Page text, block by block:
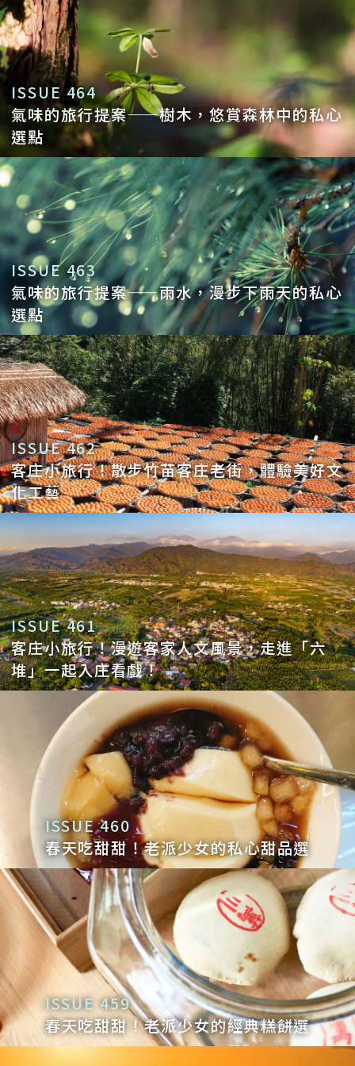
ISSUE 464
氣味的旅行提案——樹木，悠賞森林中的私心
選點
ISSUE 463
氣味的旅行提案——雨水，漫步下雨天的私心
選點
ISSUE 462
客庄小旅行！散步竹苗客庄老街，體驗美好文
化工藝
ISSUE 461
客庄小旅行！漫遊客家人文風景，走進「六
堆」一起入庄看戲！
ISSUE 460
春天吃甜甜！老派少女的私心甜品選
ISSUE 459
春天吃甜甜！老派少女的經典糕餅選